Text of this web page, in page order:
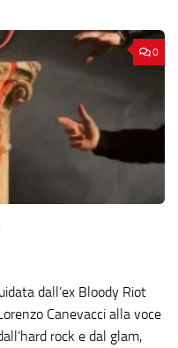
0
dall’ex Bloody Riot
Canevacci alla voce
rock e dal glam,